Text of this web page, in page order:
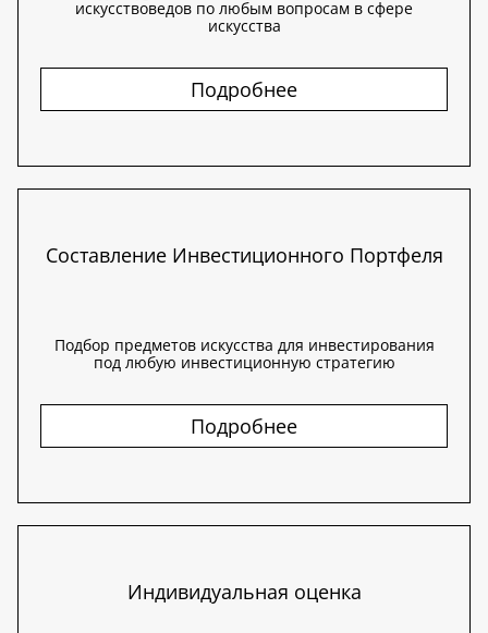
искусствоведов по любым вопросам в сфере
искусства
Подробнее
Составление Инвестиционного Портфеля
Подбор предметов искусства для инвестирования
под любую инвестиционную стратегию
Подробнее
Индивидуальная оценка